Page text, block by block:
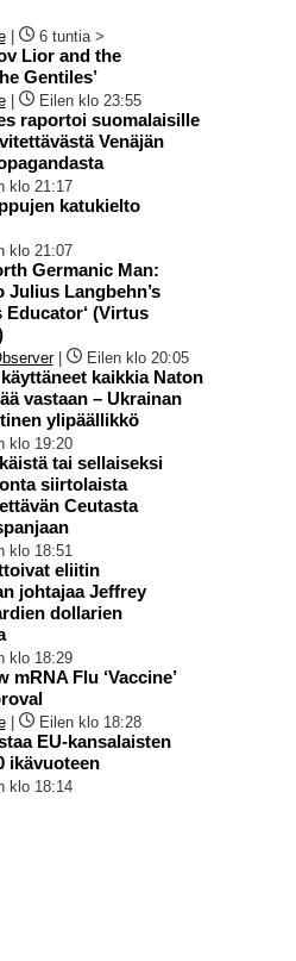
| 6 tuntia >
Lior and the
Gentiles’
| Eilen klo 23:55
raportoi suomalaisille
Venäjän
klo 21:17
katukielto
klo 21:07
Germanic Man:
Langbehn’s
Educator‘ (Virtus
| Eilen klo 20:05
kaikkia Naton
vastaan – Ukrainan
ylipäällikkö
klo 19:20
tai sellaiseksi
siirtolaista
Ceutasta
klo 18:51
eliitin
johtajaa Jeffrey
dollarien
klo 18:29
mRNA Flu ‘Vaccine’
| Eilen klo 18:28
EU-kansalaisten
ikävuoteen
klo 18:14